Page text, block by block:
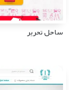
ساحل تحریر